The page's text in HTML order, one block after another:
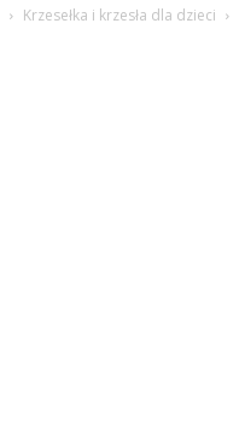
Krzesełka i krzesła dla dzieci